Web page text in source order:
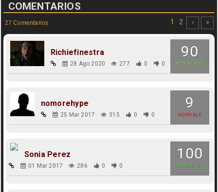
COMENTARIOS
27 Comentarios 1 2 › »
90
MUY BUENO
Richiefinestra
28 Ago 2020 277 0 0
9
HORRIBLE
nomorehype
25 Mar 2017 315 0 0
100
EXCELENTE
Sonia Perez
01 Mar 2017 286 0 0